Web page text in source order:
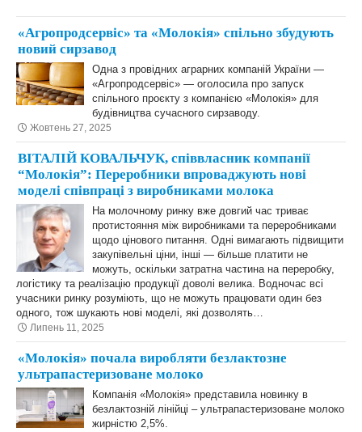
«Агропродсервіс» та «Молокія» спільно збудують
новий сирзавод
Одна з провідних аграрних компаній України —
«Агропродсервіс» — оголосила про запуск
спільного проєкту з компанією «Молокія» для
будівництва сучасного сирзаводу.
Жовтень 27, 2025
ВІТАЛІЙ КОВАЛЬЧУК, співвласник компанії
“Молокія”: Переробники впроваджують нові
моделі співпраці з виробниками молока
На молочному ринку вже довгий час триває
протистояння між виробниками та переробниками
щодо цінового питання. Одні вимагають підвищити
закупівельні ціни, інші — більше платити не
можуть, оскільки затратна частина на переробку,
логістику та реалізацію продукції доволі велика. Водночас всі
учасники ринку розуміють, що не можуть працювати один без
одного, тож шукають нові моделі, які дозволять…
Липень 11, 2025
«Молокія» почала виробляти безлактозне
ультрапастеризоване молоко
Компанія «Молокія» представила новинку в
безлактозній лінійці ‒ ультрапастеризоване молоко
жирністю 2,5%.